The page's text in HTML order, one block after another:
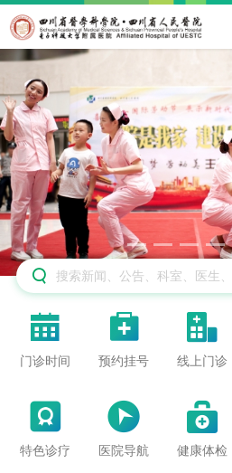


门诊时间

预约挂号

线上门诊

特色诊疗

医院导航

健康体检